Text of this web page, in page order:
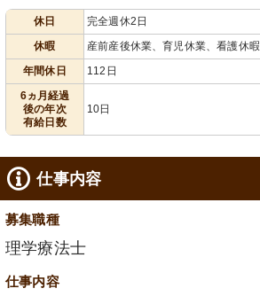
休日
完全週休2日
休暇
産前産後休業、育児休業、看護休暇
年間休日
112日
6ヵ月経過
後の年次
有給日数
10日
仕事内容
募集職種
理学療法士
仕事内容